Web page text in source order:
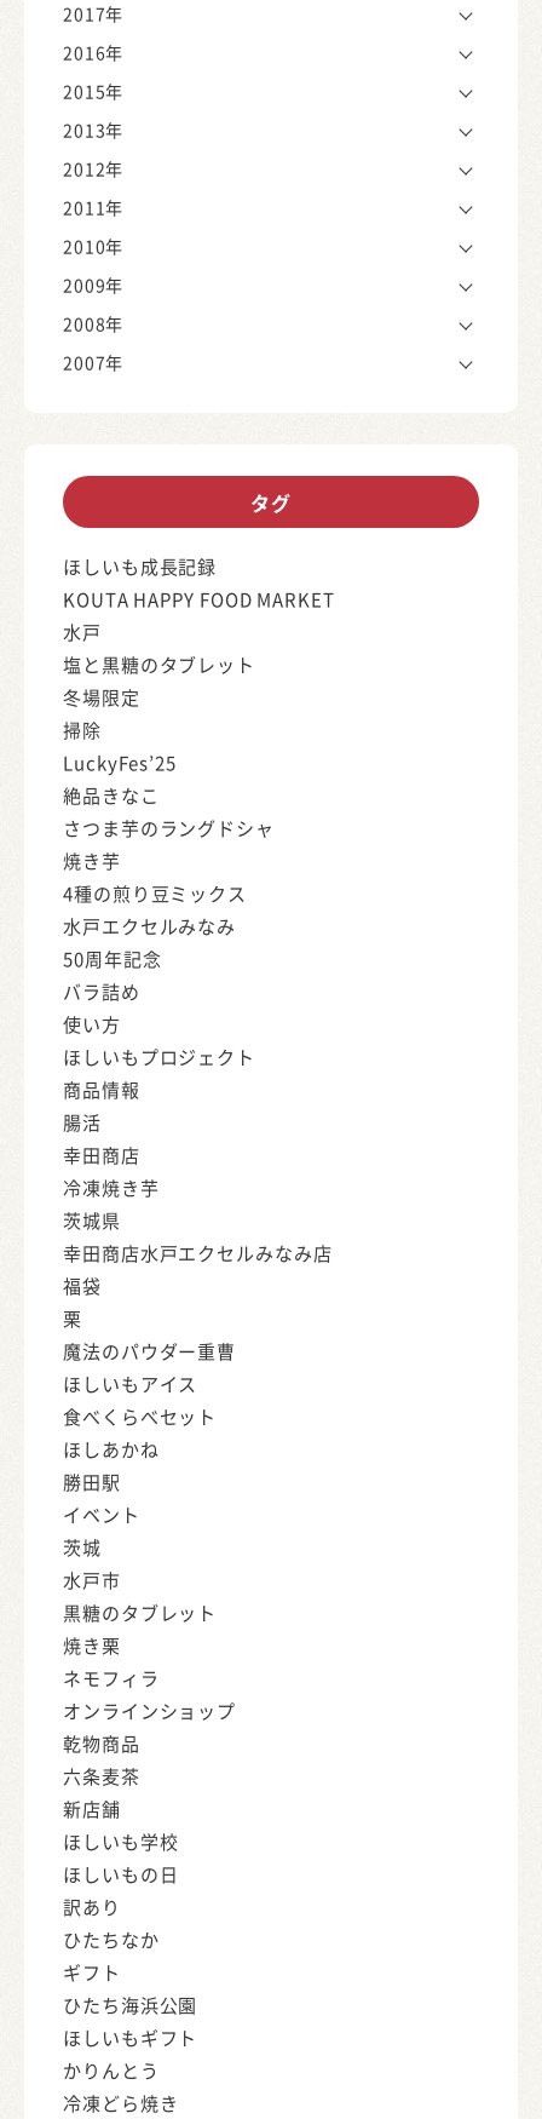
2017年
2016年
2015年
2013年
2012年
2011年
2010年
2009年
2008年
2007年
タグ
ほしいも成長記録
KOUTA HAPPY FOOD MARKET
水戸
塩と黒糖のタブレット
冬場限定
掃除
LuckyFes’25
絶品きなこ
さつま芋のラングドシャ
焼き芋
4種の煎り豆ミックス
水戸エクセルみなみ
50周年記念
バラ詰め
使い方
ほしいもプロジェクト
商品情報
腸活
幸田商店
冷凍焼き芋
茨城県
幸田商店水戸エクセルみなみ店
福袋
栗
魔法のパウダー重曹
ほしいもアイス
食べくらべセット
ほしあかね
勝田駅
イベント
茨城
水戸市
黒糖のタブレット
焼き栗
ネモフィラ
オンラインショップ
乾物商品
六条麦茶
新店舗
ほしいも学校
ほしいもの日
訳あり
ひたちなか
ギフト
ひたち海浜公園
ほしいもギフト
かりんとう
冷凍どら焼き